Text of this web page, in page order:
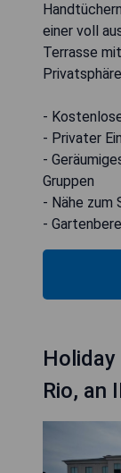
einer voll
Terrasse
-
- Privater
-
Gruppen
- Nähe zum
-
Holiday
Rio, an